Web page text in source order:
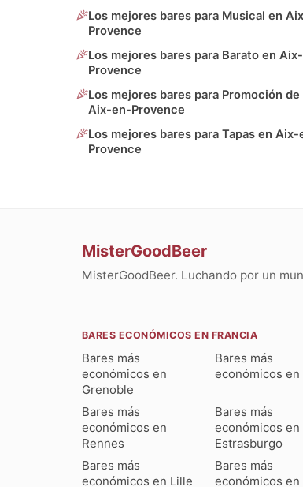
Los mejores bares para Musical en
Provence
Los mejores bares para Barato en
Provence
Los mejores bares para Promoción
Aix-en-Provence
Los mejores bares para Tapas en Aix-
Provence
MisterGoodBeer
MisterGoodBeer. Luchando por un
BARES ECONÓMICOS EN FRANCIA
Bares más
económicos en
Grenoble
Bares más
económicos en
Bares más
económicos en
Rennes
Bares más
económicos en
Estrasburgo
Bares más
económicos en Lille
Bares más
económicos en